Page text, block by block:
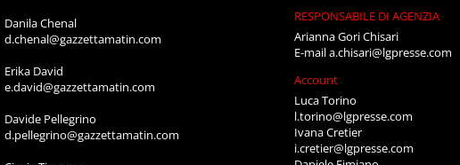
Danila Chenal
d.chenal@gazzettamatin.com
Erika David
e.david@gazzettamatin.com
Davide Pellegrino
d.pellegrino@gazzettamatin.com
RESPONSABILE DI AGENZIA
Arianna Gori Chisari
E-maila.chisari@lgpresse.com
Account
Luca Torino
l.torino@lgpresse.com
Ivana Cretier
i.cretier@lgpresse.com